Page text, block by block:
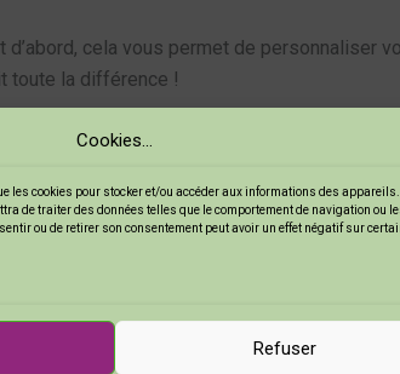
Cookies...
les cookies pour stocker et/ou accéder aux informations des
de traiter des données telles que le comportement de navigation ou
ou de retirer son consentement peut avoir un effet négatif sur
Refuser
cela vous permet de personnaliser
toute la différence !
prêts à l’emploi peuvent coûter cher, surtout
Pratique, non ?
des tissus de meilleure qualité,
qui résiste à l’épreuve du temps !